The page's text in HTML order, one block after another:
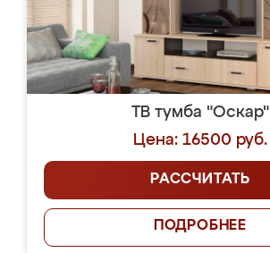
ТВ тумба "Оскар"
Цена: 16500 руб.
РАССЧИТАТЬ
ПОДРОБНЕЕ